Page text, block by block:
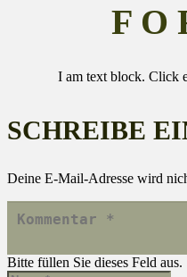
F O
I am text block. Click
SCHREIBE
Deine E-Mail-Adresse wird
Bitte füllen Sie dieses Feld aus.